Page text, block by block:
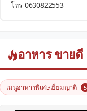
โทร 0630822553
อาหาร ขายดี
เมนูอาหารพิเศษเยี่ยมญาติ 5